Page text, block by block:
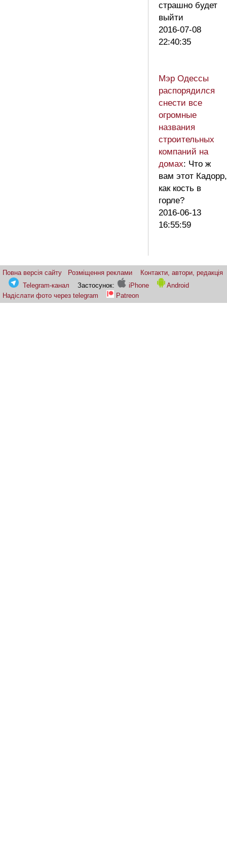
страшно будет
выйти
2016-07-08
22:40:35
Мэр Одессы
распорядился
снести все
огромные
названия
строительных
компаний на
домах: Что ж
вам этот Кадорр,
как кость в
горле?
2016-06-13
16:55:59
Повна версія сайту Розміщення реклами
Контакти, автори, редакція
Telegram-канал
Застосунок: iPhone
Android
Надіслати фото через telegram
Patreon